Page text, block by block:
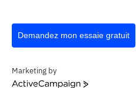
SD Sara De Wit
Responsable RH ·
Excel Advanced
Demandez mon essaie gratuit
Marketing by
ActiveCampaign